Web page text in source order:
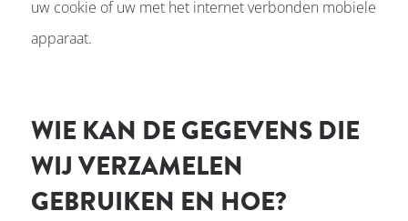
uw cookie of uw met het internet verbonden mobiele
apparaat.
WIE KAN DE GEGEVENS DIE
WIJ VERZAMELEN
GEBRUIKEN EN HOE?